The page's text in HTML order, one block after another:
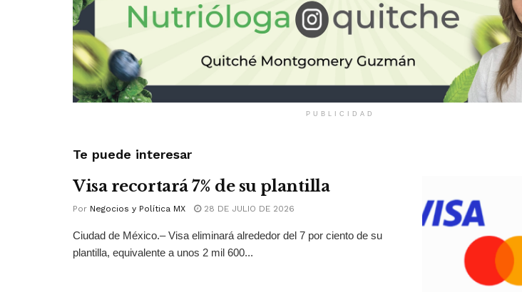
PUBLICIDAD
Te puede interesar
Visa recortará 7% de su plantilla
Por Negocios y Política MX 28 DE JULIO DE 2026
Ciudad de México.– Visa eliminará alrededor del 7 por ciento de su
plantilla, equivalente a unos 2 mil 600...